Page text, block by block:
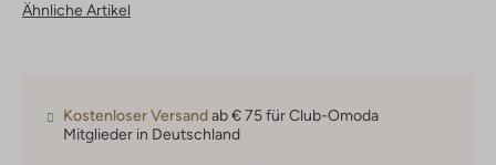
Ähnliche Artikel
Kostenloser Versandab € 75 für Club-Omoda
Mitglieder in Deutschland